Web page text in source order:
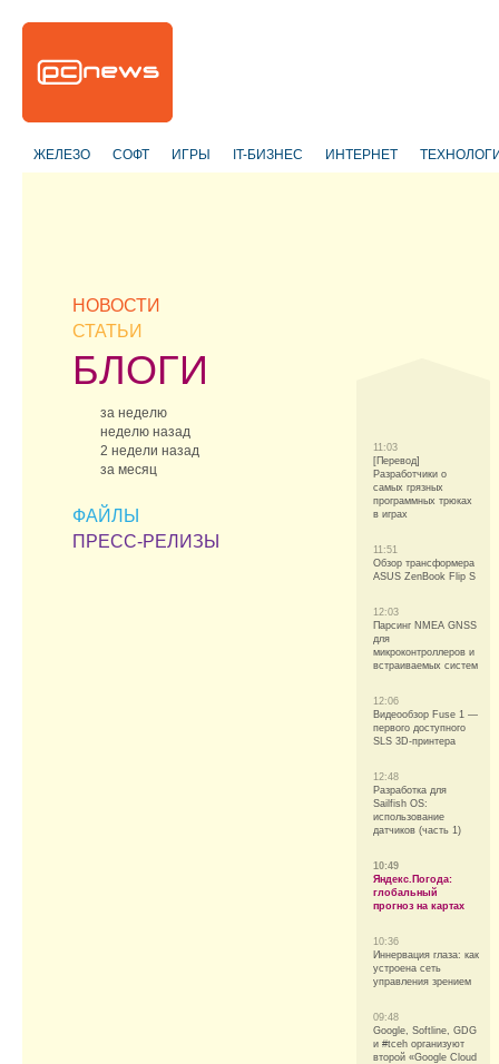
ЖЕЛЕЗО СОФТ ИГРЫ IT-БИЗНЕС ИНТЕРНЕТ
НОВОСТИ
СТАТЬИ
БЛОГИ
за неделю
неделю назад
2 недели назад
за месяц
ФАЙЛЫ
ПРЕСС-РЕЛИЗЫ
11:03
[Перевод]
Разработчики о
самых грязных
программных трюках
в играх
11:51
Обзор трансформера
ASUS ZenBook Flip S
12:03
Парсинг NMEA GNSS
для
микроконтроллеров и
встраиваемых систем
12:06
Видеообзор Fuse 1 —
первого доступного
SLS 3D-принтера
12:48
Разработка для
Sailfish OS:
использование
датчиков (часть 1)
10:49
Яндекс.Погода:
глобальный
прогноз на картах
10:36
Иннервация глаза: как
устроена сеть
управления зрением
09:48
Google, Softline, GDG
и #tceh организуют
второй «Google Cloud